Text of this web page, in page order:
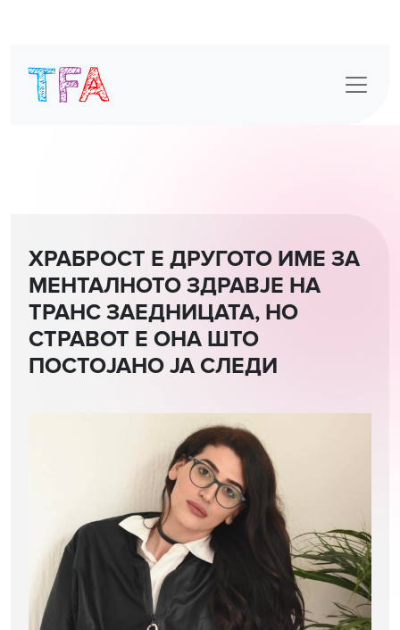
ХРАБРОСТ Е ДРУГОТО ИМЕ ЗА
МЕНТАЛНОТО ЗДРАВЈЕ НА
ТРАНС ЗАЕДНИЦАТА, НО
СТРАВОТ Е ОНА ШТО
ПОСТОЈАНО ЈА СЛЕДИ